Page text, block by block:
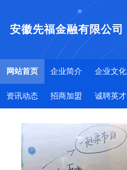
安徽先福金融有限公司
网站首页 企业简介 企业文化
资讯动态 招商加盟 诚聘英才